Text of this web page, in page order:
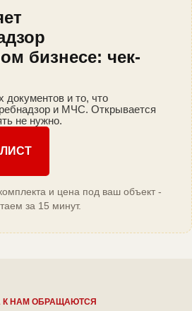
бизнесе: чек-
документов и то, что
и МЧС. Открывается
не нужно.
и цена под ваш объект -
за 15 минут.
К НАМ ОБРАЩАЮТСЯ